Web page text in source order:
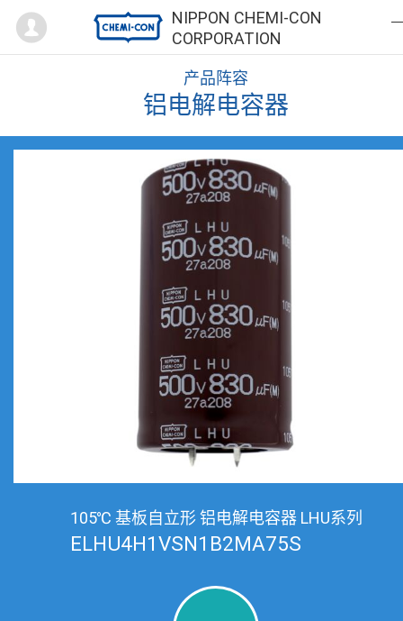
NIPPON CHEMI-CON
CORPORATION
Mypage
产品阵容
铝电解电容器
105℃ 基板自立形 铝电解电容器 LHU系列
ELHU4H1VSN1B2MA75S